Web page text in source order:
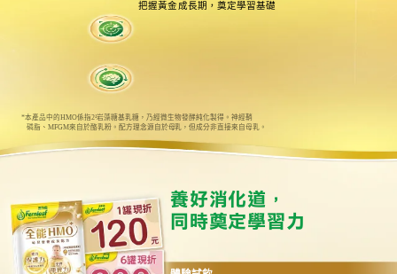
把握黃金成長期，奠定學習基礎
*本產品中的HMO係指2’-岩藻糖基乳糖，乃經微生物發酵純化製得。神經鞘
磷脂、MFGM來自於酪乳粉。配方理念源自於母乳，但成分非直接來自母乳。
養好消化道，
同時奠定學習力